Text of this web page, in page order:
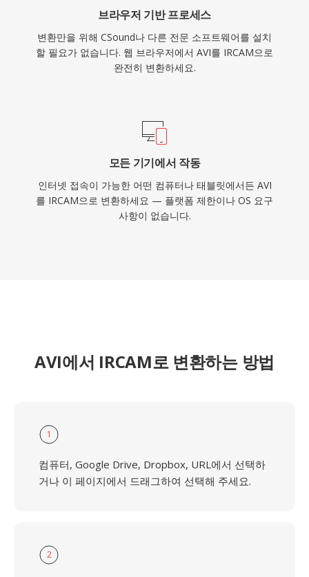
브라우저 기반 프로세스
변환만을 위해 CSound나 다른 전문 소프트웨어를 설치
할 필요가 없습니다. 웹 브라우저에서 AVI를 IRCAM으로
완전히 변환하세요.
모든 기기에서 작동
인터넷 접속이 가능한 어떤 컴퓨터나 태블릿에서든 AVI
를 IRCAM으로 변환하세요 — 플랫폼 제한이나 OS 요구
사항이 없습니다.
AVI에서 IRCAM로 변환하는 방법
1
컴퓨터, Google Drive, Dropbox, URL에서 선택하
거나 이 페이지에서 드래그하여 선택해 주세요.
2